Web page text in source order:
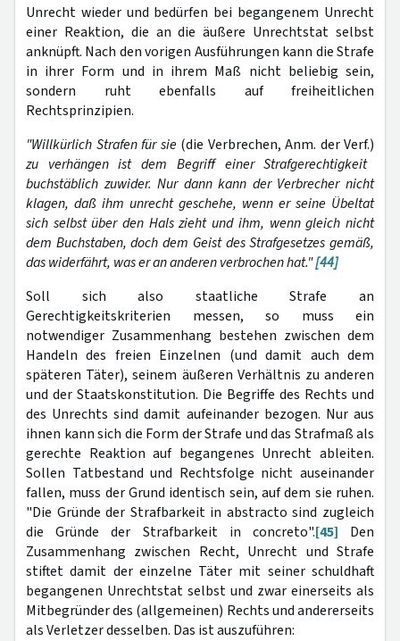
Unrecht wieder und bedürfen bei begangenem Unrecht
einer Reaktion, die an die äußere Unrechtstat selbst
anknüpft. Nach den vorigen Ausführungen kann die Strafe
in ihrer Form und in ihrem Maß nicht beliebig sein,
sondern ruht ebenfalls auf freiheitlichen
Rechtsprinzipien.
"Willkürlich Strafen für sie (die Verbrechen, Anm. der Verf.)
zu verhängen ist dem Begriff einer Strafgerechtigkeit
buchstäblich zuwider. Nur dann kann der Verbrecher nicht
klagen, daß ihm unrecht geschehe, wenn er seine Übeltat
sich selbst über den Hals zieht und ihm, wenn gleich nicht
dem Buchstaben, doch dem Geist des Strafgesetzes gemäß,
das widerfährt, was er an anderen verbrochen hat."[44]
Soll sich also staatliche Strafe an
Gerechtigkeitskriterien messen, so muss ein
notwendiger Zusammenhang bestehen zwischen dem
Handeln des freien Einzelnen (und damit auch dem
späteren Täter), seinem äußeren Verhältnis zu anderen
und der Staatskonstitution. Die Begriffe des Rechts und
des Unrechts sind damit aufeinander bezogen. Nur aus
ihnen kann sich die Form der Strafe und das Strafmaß als
gerechte Reaktion auf begangenes Unrecht ableiten.
Sollen Tatbestand und Rechtsfolge nicht auseinander
fallen, muss der Grund identisch sein, auf dem sie ruhen.
"Die Gründe der Strafbarkeit in abstracto sind zugleich
die Gründe der Strafbarkeit in concreto".[45] Den
Zusammenhang zwischen Recht, Unrecht und Strafe
stiftet damit der einzelne Täter mit seiner schuldhaft
begangenen Unrechtstat selbst und zwar einerseits als
Mitbegründer des (allgemeinen) Rechts und andererseits
als Verletzer desselben. Das ist auszuführen: